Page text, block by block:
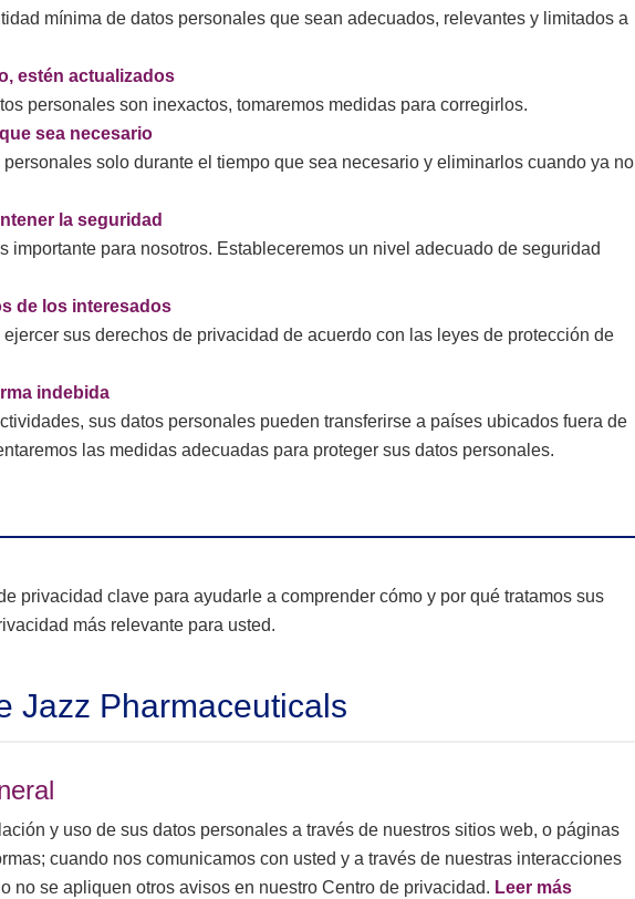
mínima de datos personales que sean adecuados, relevantes y limitados a
estén actualizados
personales son inexactos, tomaremos medidas para corregirlos.
sea necesario
solo durante el tiempo que sea necesario y eliminarlos cuando ya no
la seguridad
importante para nosotros. Estableceremos un nivel adecuado de seguridad
de los interesados
sus derechos de privacidad de acuerdo con las leyes de protección de
indebida
sus datos personales pueden transferirse a países ubicados fuera de
las medidas adecuadas para proteger sus datos personales.
privacidad clave para ayudarle a comprender cómo y por qué tratamos sus
más relevante para usted.
Jazz Pharmaceuticals
y uso de sus datos personales a través de nuestros sitios web, o páginas
cuando nos comunicamos con usted y a través de nuestras interacciones
no se apliquen otros avisos en nuestro Centro de privacidad. Leer más